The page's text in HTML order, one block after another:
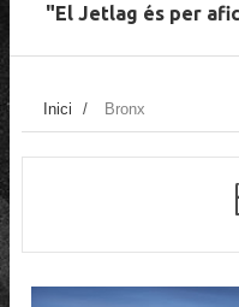
"El Jetlag és per
Inici / Bronx